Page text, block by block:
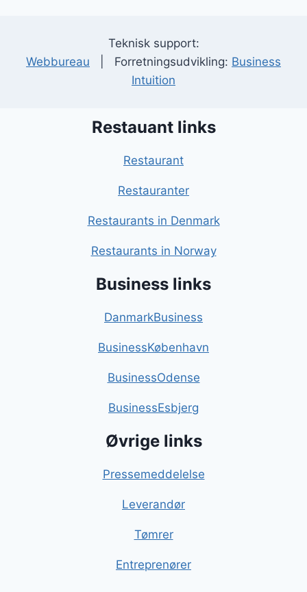
Teknisk support:
Webbureau | Forretningsudvikling: Business
Intuition
Restauant links
Restaurant
Restauranter
Restaurants in Denmark
Restaurants in Norway
Business links
DanmarkBusiness
BusinessKøbenhavn
BusinessOdense
BusinessEsbjerg
Øvrige links
Pressemeddelelse
Leverandør
Tømrer
Entreprenører